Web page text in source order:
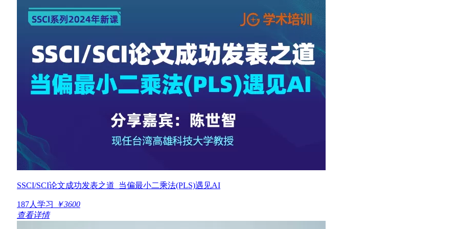
SSCI/SCI论文成功发表之道_当偏最小二乘法(PLS)遇见AI
187人学习
￥3600
查看详情